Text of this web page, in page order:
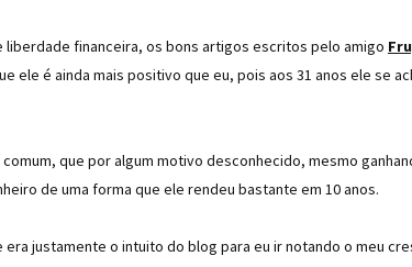
liberdade financeira, os bons artigos escritos pelo amigo
ele é ainda mais positivo que eu, pois aos 31 anos ele se
comum, que por algum motivo desconhecido, mesmo
de uma forma que ele rendeu bastante em 10 anos.
era justamente o intuito do blog para eu ir notando o meu